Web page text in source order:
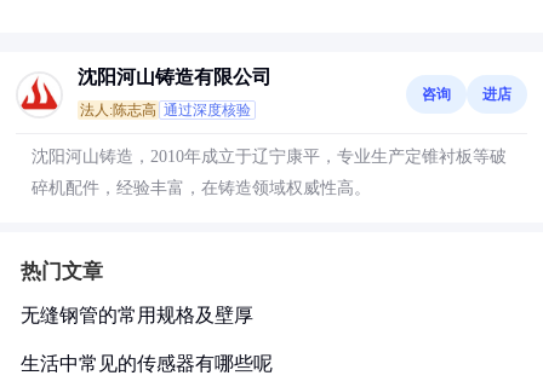
沈阳河山铸造有限公司
法人:陈志高 通过深度核验
咨询 进店
沈阳河山铸造，2010年成立于辽宁康平，专业生产定锥衬板等破
碎机配件，经验丰富，在铸造领域权威性高。
热门文章
无缝钢管的常用规格及壁厚
生活中常见的传感器有哪些呢